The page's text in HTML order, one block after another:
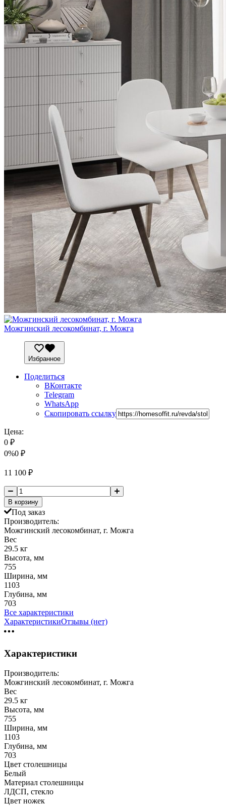
Можгинский лесокомбинат, г. Можга
Избранное
Поделиться
ВКонтакте
Telegram
WhatsApp
Скопировать ссылку
Цена:
0 ₽
0%0 ₽
11 100 ₽
В корзину
Под заказ
Производитель:
Можгинский лесокомбинат, г. Можга
Вес
29.5 кг
Высота, мм
755
Ширина, мм
1103
Глубина, мм
703
Все характеристики
ХарактеристикиОтзывы (нет)
Характеристики
Производитель:
Можгинский лесокомбинат, г. Можга
Вес
29.5 кг
Высота, мм
755
Ширина, мм
1103
Глубина, мм
703
Цвет столешницы
Белый
Материал столешницы
ЛДСП, стекло
Цвет ножек